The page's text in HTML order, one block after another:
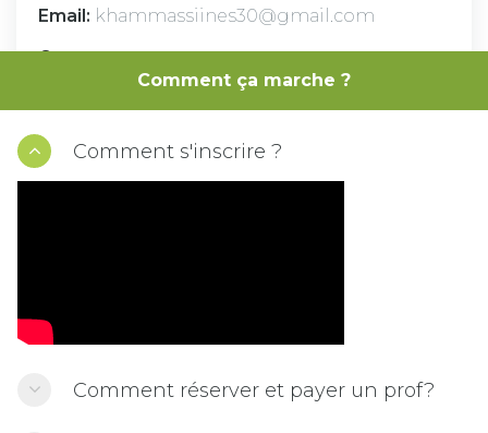
Email: khammassiines30@gmail.com
Cv :
Je suis Ines Khammassi, jeune diplômée d'u
2020 © TOT. Crafted with ♥ by kusa
Comment ça marche ?
Comment s'inscrire ?
Comment réserver et payer un prof?